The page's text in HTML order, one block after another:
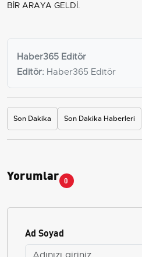
BİR ARAYA GELDİ.
Haber365 Editör
Editör: Haber365 Editör
Son Dakika Son Dakika Haberleri
Yorumlar 0
Ad Soyad